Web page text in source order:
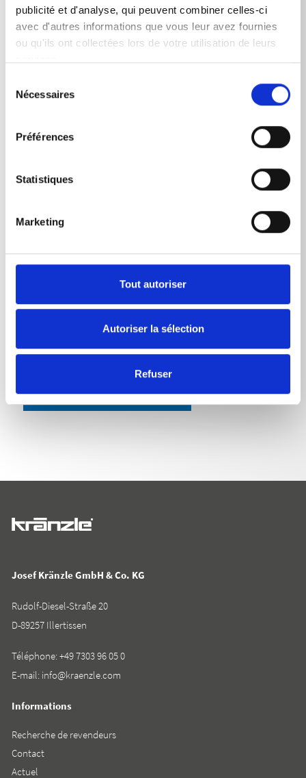
publicité et d'analyse, qui peuvent combiner celles-ci
avec d'autres informations que vous leur avez fournies
ou qu'ils ont collectées lors de votre utilisation de leurs
Nécessaires
Préférences
Statistiques
Marketing
Tout autoriser
Autoriser la sélection
Refuser
Données techniques
Poids
1,6085kg
2,035kg
Brosse de lavage rotative
2,036kg
RETOUR À LA LISTE
Josef Kränzle GmbH & Co. KG
Rudolf-Diesel-Straße 20
D-89257 Illertissen
Téléphone:+49 7303 96 05 0
E-mail: info@kraenzle.com
Informations
Recherche de revendeurs
Contact
Actuel